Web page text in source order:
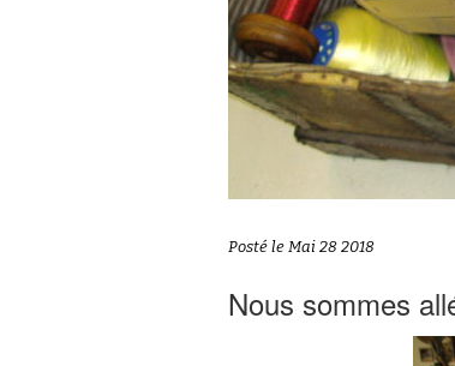
Posté le Mai 28 2018
Nous sommes